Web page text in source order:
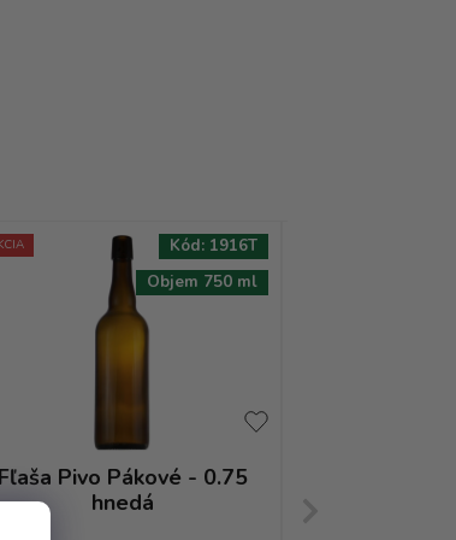
Fľaša Pivo Pákové - 0.75
hnedá
Objem 750 ml
Kód: 1916T